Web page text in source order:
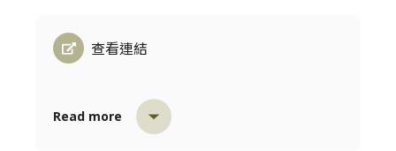
查看連結
Read more